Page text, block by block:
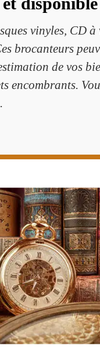
vinyles, CD
brocanteurs
de vos
encombrants.